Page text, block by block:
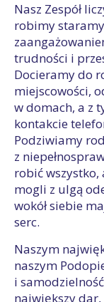
Nasz Zespół
robimy
trudności i
Docieramy do
miejscowości,
w domach, a z
kontakcie
Podziwiamy
z
robić
mogli z ulgą
wokół siebie
serc.
Naszym
naszym
i
największy